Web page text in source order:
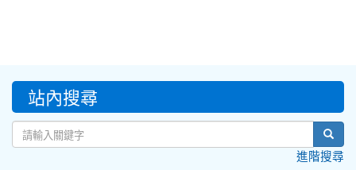
::: 站內搜尋
進階搜尋